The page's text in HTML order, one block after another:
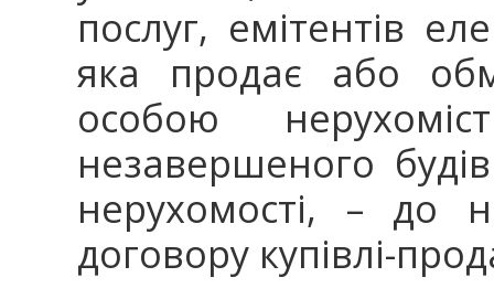
послуг, емітентів
яка продає або
особою
незавершеного
нерухомості, – до
договору купівлі-